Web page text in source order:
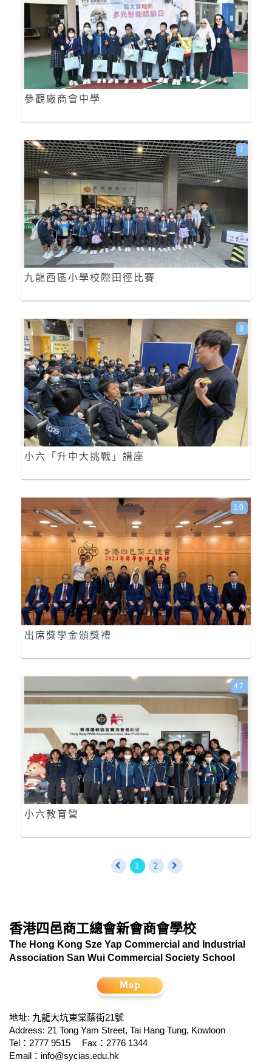
參觀廠商會中學
九龍西區小學校際田徑比賽
7
小六「升中大挑戰」講座
8
出席獎學金頒獎禮
10
小六教育營
47
1 2
香港四邑商工總會新會商會學校
The Hong Kong Sze Yap Commercial and Industrial
Association San Wui Commercial Society School
地址: 九龍大坑東棠蔭街21號
Address: 21 Tong Yam Street, Tai Hang Tung, Kowloon
Tel：2777 9515
Fax：2776 1344
Email： info@sycias.edu.hk